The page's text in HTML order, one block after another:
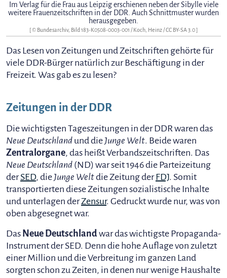
Im Verlag für die Frau aus Leipzig erschienen neben der Sibylle viele
weitere Frauenzeitschriften in der DDR. Auch Schnittmuster wurden
herausgegeben.
[ © Bundesarchiv, Bild 183-K0508-0003-001 / Koch, Heinz /CC BY-SA 3.0]
Das Lesen von Zeitungen und Zeitschriften gehörte für
viele DDR-Bürger natürlich zur Beschäftigung in der
Freizeit. Was gab es zu lesen?
Zeitungen in der DDR
Die wichtigsten Tageszeitungen in der DDR waren das
Neue Deutschland und die Junge Welt. Beide waren
Zentralorgane, das heißt Verbandszeitschriften. Das
Neue Deutschland (ND) war seit 1946 die Parteizeitung
derSED, die Junge Weltdie Zeitung derFDJ. Somit
transportierten diese Zeitungen sozialistische Inhalte
und unterlagen derZensur. Gedruckt wurde nur, was von
oben abgesegnet war.
Das Neue Deutschlandwar das wichtigste Propaganda-
Instrument der SED. Denn die hohe Auflage von zuletzt
einer Million und die Verbreitung im ganzen Land
sorgten schon zu Zeiten, in denen nur wenige Haushalte